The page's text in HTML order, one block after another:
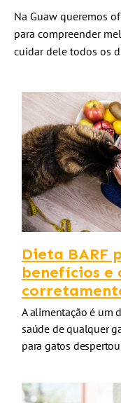
Na Guaw queremos
para compreender
cuidar dele todos os
Dieta BARF
benefícios e
A alimentação é um
saúde de qualquer
para gatos